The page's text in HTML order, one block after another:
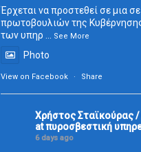
Έρχεται να προστεθεί σε μια
πρωτοβουλιών της
των υπηρ
See More
Photo
View on Facebook · Share
Χρήστος Σταϊκούρας
at πυροσβεστική
6 days ago